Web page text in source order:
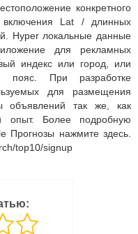
конкретного
включения Lat / длинных
Hyper локальные данные
для рекламных
индекс или город, или
пояс. При разработке
для размещения
объявлений так же, как
опыт. Более подробную
нажмите здесь.
top10/signup